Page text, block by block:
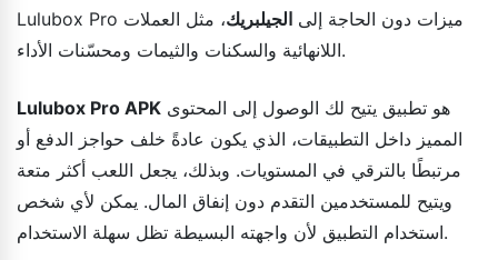
Lulubox Pro ميزات دون الحاجة إلى الجيلبريك، مثل العملات
اللانهائية والسكنات والثيمات ومحسّنات الأداء.
Lulubox Pro APK
المميز داخل التطبيقات، الذي يكون عادةً خلف حواجز الدفع أو
مرتبطًا بالترقي في المستويات. وبذلك، يجعل اللعب أكثر متعة
ويتيح للمستخدمين التقدم دون إنفاق المال. يمكن لأي شخص
استخدام التطبيق لأن واجهته البسيطة تظل سهلة الاستخدام.